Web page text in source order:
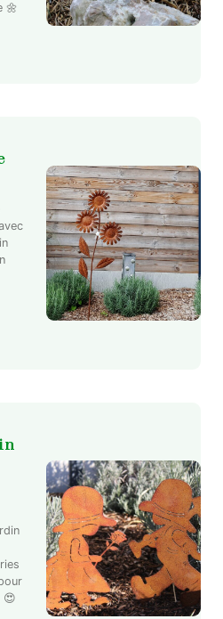
🌼
Ce
produit
a
plusieurs
😍